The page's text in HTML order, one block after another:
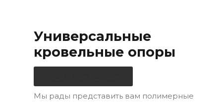
Универсальные
кровельные опоры
Мы рады представить вам полимерные